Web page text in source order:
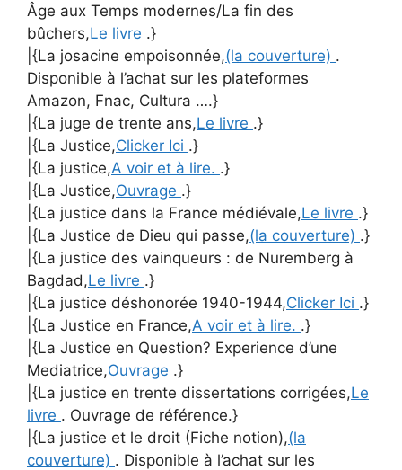
Âge aux Temps modernes/La fin des
bûchers,Le livre .}
|{La josacine empoisonnée,(la couverture) .
Disponible à l’achat sur les plateformes
Amazon, Fnac, Cultura ….}
|{La juge de trente ans,Le livre .}
|{La Justice,Clicker Ici .}
|{La justice,A voir et à lire. .}
|{La Justice,Ouvrage .}
|{La justice dans la France médiévale,Le livre .}
|{La Justice de Dieu qui passe,(la couverture) .}
|{La justice des vainqueurs : de Nuremberg à
Bagdad,Le livre .}
|{La justice déshonorée 1940-1944,Clicker Ici .}
|{La Justice en France,A voir et à lire. .}
|{La Justice en Question? Experience d’une
Mediatrice,Ouvrage .}
|{La justice en trente dissertations corrigées,Le
livre . Ouvrage de référence.}
|{La justice et le droit (Fiche notion),(la
couverture) . Disponible à l’achat sur les